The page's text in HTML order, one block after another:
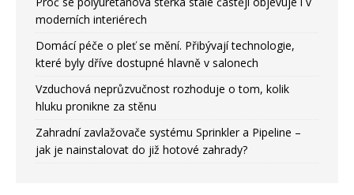
moderních interiérech
Domácí péče o pleť se mění. Přibývají technologie,
které byly dříve dostupné hlavně v salonech
Vzduchová neprůzvučnost rozhoduje o tom, kolik
hluku pronikne za stěnu
Zahradní zavlažovače systému Sprinkler a Pipeline –
jak je nainstalovat do již hotové zahrady?